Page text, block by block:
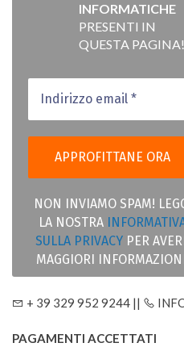
INFORMATICHE
PRESENTI IN
QUESTA PAGINA!
NON INVIAMO SPAM!
LA NOSTRA
SULLA PRIVACY PER
MAGGIORI
+ 39 329 952 9244 ||
PAGAMENTI ACCETTATI